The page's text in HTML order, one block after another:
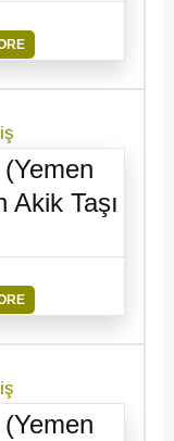
(Yemen
Akik Taşı
(Yemen